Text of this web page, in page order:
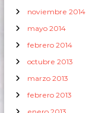
noviembre 2014
mayo 2014
febrero 2014
octubre 2013
marzo 2013
febrero 2013